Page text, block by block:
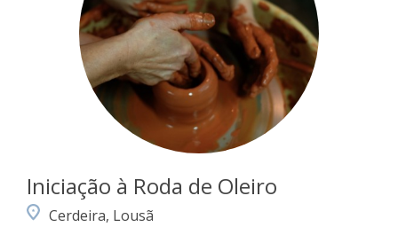
Iniciação à Roda de Oleiro
Cerdeira, Lousã